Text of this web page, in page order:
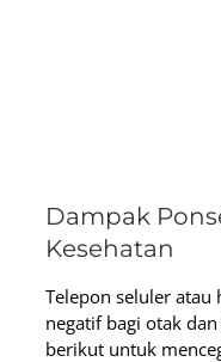
Dampak
Kesehatan
Telepon seluler atau
negatif bagi otak
berikut untuk